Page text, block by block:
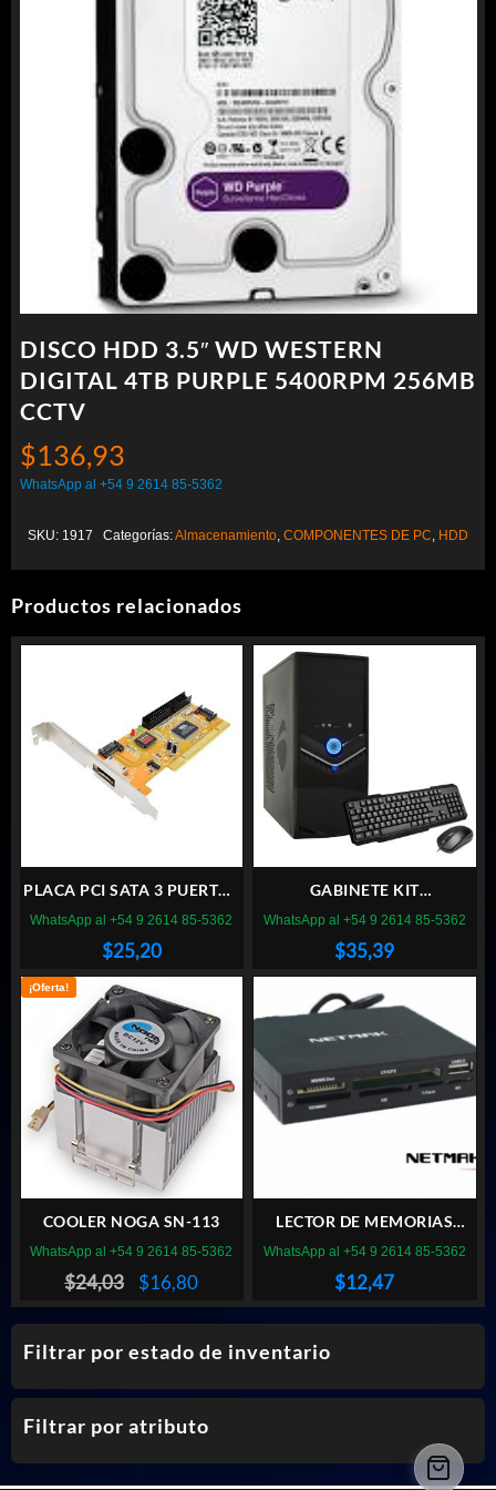
Filtrar por estado de inventario
Filtrar por atributo
DISCO HDD 3.5″ WD WESTERN
DIGITAL 4TB PURPLE 5400RPM 256MB
CCTV
$136,93
WhatsApp al +54 9 2614 85-5362
SKU: 1917 Categorías:Almacenamiento COMPONENTES DE PC HDD
Productos relacionados
PLACA PCI SATA 3 PUERTOS
+ 1 IDE
$25,20
WhatsApp al +54 9 2614 85-5362
GABINETE KIT
PERFORMANCE 6810 600W
$35,39
WhatsApp al +54 9 2614 85-5362
¡Oferta!
COOLER NOGA SN-113
$24,03
El
precio
original
era:
$16,80El
precio
actual
es:
WhatsApp al +54 9 2614 85-5362
LECTOR DE MEMORIAS
NETMAK NM-520 INTERNO
$12,47
WhatsApp al +54 9 2614 85-5362